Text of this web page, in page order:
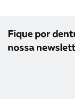
Fique por
nossa